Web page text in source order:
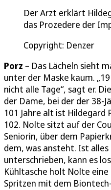
Der Arzt erklärt
das Prozedere der
Copyright: Denzer
Porz – Das Lächeln sieht
unter der Maske kaum.
nicht alle Tage“, sagt er.
der Dame, bei der der 38-
101 Jahre alt ist Hildegard
102. Nolte sitzt auf der
Seniorin, über dem
dem, was ansteht. Ist
unterschrieben, kann es
Kühltasche holt Nolte
Spritzen mit dem